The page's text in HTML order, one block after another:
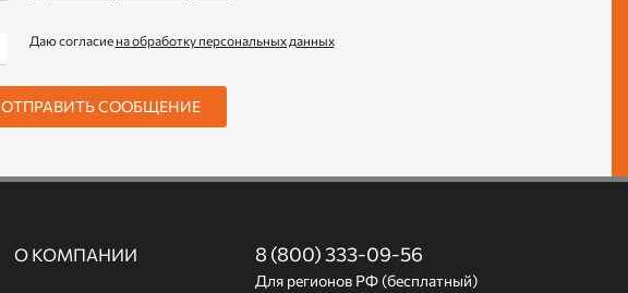
Даю согласие на обработку персональных данных
ОТПРАВИТЬ СООБЩЕНИЕ
О КОМПАНИИ 8 (800) 333-09-56
Для регионов РФ (бесплатный)